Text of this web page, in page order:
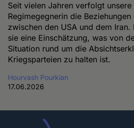
Seit vielen Jahren verfolgt
Regimegegnerin die
zwischen den USA und dem
sie eine Einschätzung, was von
Situation rund um die
Kriegsparteien zu halten ist.
Hourvash Pourkian
17.06.2026